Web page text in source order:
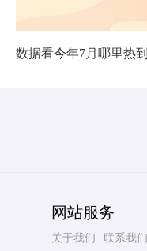
网站服务
关于我们 联系我们